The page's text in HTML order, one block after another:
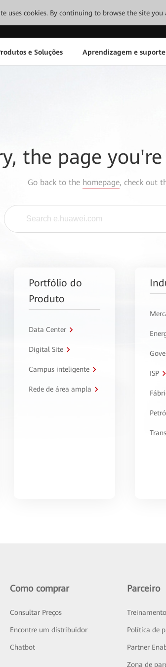
uses cookies. By continuing to browse the site
e Soluções Aprendizagem e
the page
Go back to the homepage, check out
Portfólio do
Produto
Data Center
Digital Site
Campus inteligente
Rede de área ampla
ISP
Como comprar
Consultar Preços
Encontre um distribuidor
Chatbot
Parceiro
Política de
Partner
Zona de